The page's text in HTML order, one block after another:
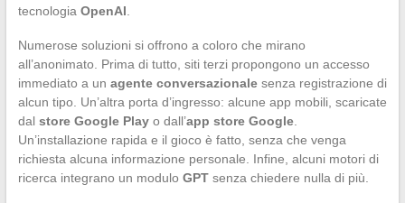
tecnologia OpenAI
Numerose soluzioni si offrono a coloro che mirano
all’anonimato. Prima di tutto, siti terzi propongono un accesso
immediato a un agente conversazionalesenza registrazione di
alcun tipo. Un’altra porta d’ingresso: alcune app mobili, scaricate
dal store Google Playo dall’app store Google.
Un’installazione rapida e il gioco è fatto, senza che venga
richiesta alcuna informazione personale. Infine, alcuni motori di
ricerca integrano un modulo GPTsenza chiedere nulla di più.